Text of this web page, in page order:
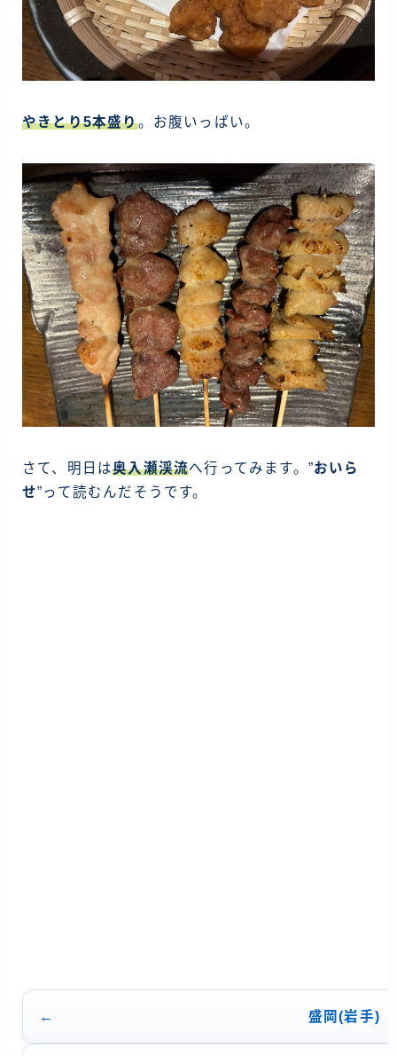
やきとり5本盛り。お腹いっぱい。
さて、明日は奥入瀬渓流へ行ってみます。”おいら
せ”って読むんだそうです。
盛岡(岩手)